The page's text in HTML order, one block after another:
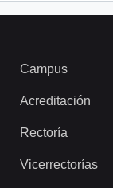
Campus
Acreditación
Rectoría
Vicerrectorías